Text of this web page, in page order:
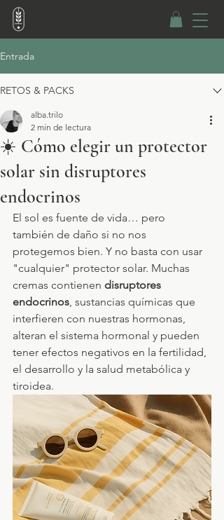
Entrada
RETOS & PACKS
☀️ Cómo elegir un protector
solar sin disruptores
endocrinos
alba.trilo
2 min de lectura
El sol es fuente de vida… pero
también de daño si no nos
protegemos bien. Y no basta con usar
"cualquier" protector solar. Muchas
cremas contienen disruptores
endocrinos , sustancias químicas que
interfieren con nuestras hormonas,
alteran el sistema hormonal y pueden
tener efectos negativos en la fertilidad,
el desarrollo y la salud metabólica y
tiroidea.